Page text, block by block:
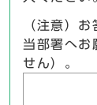
（注意）
当部署へお
せん）。